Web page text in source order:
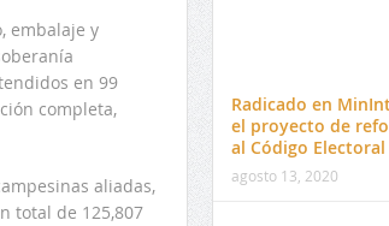
embalaje y
en 99
completa,
aliadas,
total de 125,807
Radicado en
el proyecto de
al Código Electoral
agosto 13, 2020
nuevo Contralor
Cesar
El 17 de enero vence
venta de pines para
preuniversitario de la